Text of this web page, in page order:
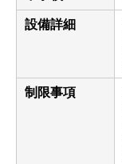
設備詳細
制限事項